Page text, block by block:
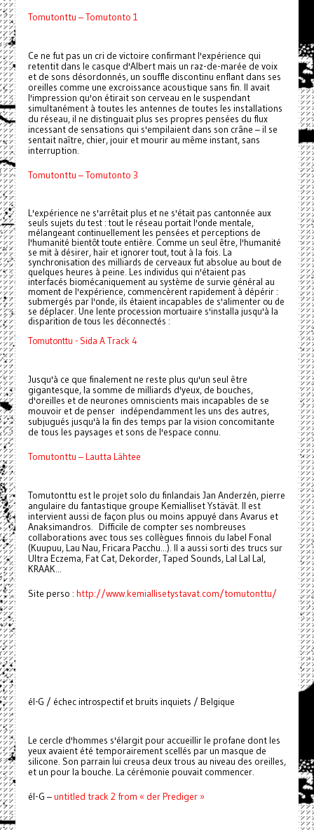
Tomutonttu – Tomutonto 1
Ce ne fut pas un cri de victoire confirmant l'expérience qui
retentit dans le casque d'Albert mais un raz-de-marée de voix
et de sons désordonnés, un souffle discontinu enflant dans ses
oreilles comme une excroissance acoustique sans fin. Il avait
l'impression qu'on étirait son cerveau en le suspendant
simultanément à toutes les antennes de toutes les installations
du réseau, il ne distinguait plus ses propres pensées du flux
incessant de sensations qui s'empilaient dans son crâne – il se
sentait naître, chier, jouir et mourir au même instant, sans
interruption.
Tomutonttu – Tomutonto 3
L'expérience ne s'arrêtait plus et ne s'était pas cantonnée aux
seuls sujets du test : tout le réseau portait l'onde mentale,
mélangeant continuellement les pensées et perceptions de
l'humanité bientôt toute entière. Comme un seul être, l'humanité
se mit à désirer, haïr et ignorer tout, tout à la fois. La
synchronisation des milliards de cerveaux fut absolue au bout de
quelques heures à peine. Les individus qui n'étaient pas
interfacés biomécaniquement au système de survie général au
moment de l'expérience, commencèrent rapidement à dépérir :
submergés par l'onde, ils étaient incapables de s'alimenter ou de
se déplacer. Une lente procession mortuaire s'installa jusqu'à la
disparition de tous les déconnectés :
Tomutonttu - Sida A Track 4
Jusqu'à ce que finalement ne reste plus qu'un seul être
gigantesque, la somme de milliards d'yeux, de bouches,
d'oreilles et de neurones omniscients mais incapables de se
mouvoir et de penser indépendamment les uns des autres,
subjugués jusqu'à la fin des temps par la vision concomitante
de tous les paysages et sons de l'espace connu.
Tomutonttu – Lautta Lähtee
Tomutonttu est le projet solo du finlandais Jan Anderzén, pierre
angulaire du fantastique groupe Kemialliset Ystävät. Il est
intervient aussi de façon plus ou moins appuyé dans Avarus et
Anaksimandros. Difficile de compter ses nombreuses
collaborations avec tous ses collègues finnois du label Fonal
(Kuupuu, Lau Nau, Fricara Pacchu...). Il a aussi sorti des trucs sur
Ultra Eczema, Fat Cat, Dekorder, Taped Sounds, Lal Lal Lal,
KRAAK...
Site perso : http://www.kemiallisetystavat.com/tomutonttu/
él-G / échec introspectif et bruits inquiets / Belgique
Le cercle d'hommes s'élargit pour accueillir le profane dont les
yeux avaient été temporairement scellés par un masque de
silicone. Son parrain lui creusa deux trous au niveau des oreilles,
et un pour la bouche. La cérémonie pouvait commencer.
él-G –untitled track 2 from « der Prediger »